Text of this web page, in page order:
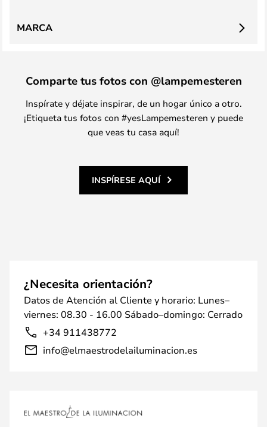
MARCA
Comparte tus fotos con @lampemesteren
Inspírate y déjate inspirar, de un hogar único a otro.
¡Etiqueta tus fotos con #yesLampemesteren y puede
que veas tu casa aquí!
INSPÍRESE AQUÍ
¿Necesita orientación?
Datos de Atención al Cliente y horario: Lunes–
viernes: 08.30 - 16.00 Sábado–domingo: Cerrado
+34 911438772
info@elmaestrodelailuminacion.es